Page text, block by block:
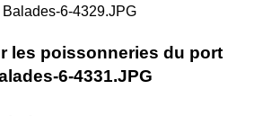
les poissonneries du port